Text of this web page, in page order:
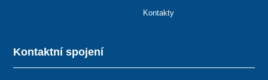
Kontaktní spojení
Kontakty